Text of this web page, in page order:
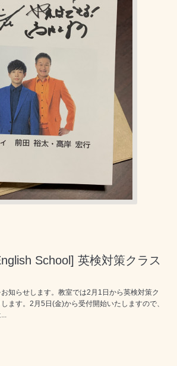
School] 英検対策クラス
知らせします。教室では2月1日から英検対策ク
ます。2月5日(金)から受付開始いたしますので、